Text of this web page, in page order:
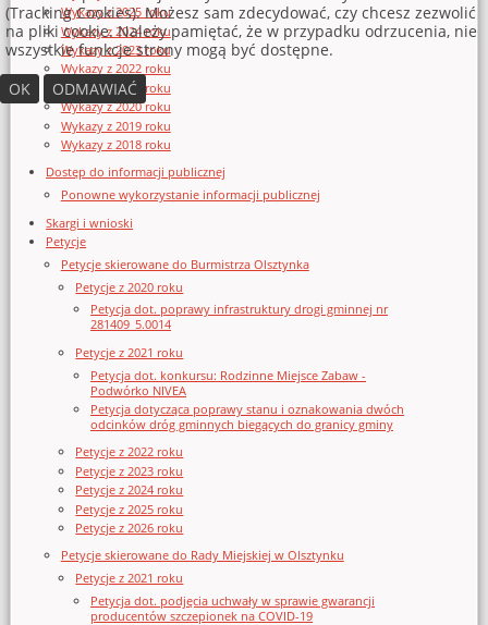
Wykazy z 2025 roku
Wykazy z 2024 roku
Wykazy z 2023 roku
Wykazy z 2022 roku
Wykazy z 2021 roku
Wykazy z 2020 roku
Wykazy z 2019 roku
Wykazy z 2018 roku
Dostęp do informacji publicznej
Ponowne wykorzystanie informacji publicznej
Skargi i wnioski
Petycje
Petycje skierowane do Burmistrza Olsztynka
Petycje z 2020 roku
Petycja dot. poprawy infrastruktury drogi gminnej nr
281409_5.0014
Petycje z 2021 roku
Petycja dot. konkursu: Rodzinne Miejsce Zabaw -
Podwórko NIVEA
Petycja dotycząca poprawy stanu i oznakowania dwóch
odcinków dróg gminnych biegących do granicy gminy
Petycje z 2022 roku
Petycje z 2023 roku
Petycje z 2024 roku
Petycje z 2025 roku
Petycje z 2026 roku
Petycje skierowane do Rady Miejskiej w Olsztynku
Petycje z 2021 roku
Petycja dot. podjęcia uchwały w sprawie gwarancji
producentów szczepionek na COVID-19
(Tracking Cookies). Możesz sam zdecydować, czy chcesz zezwolić
na pliki cookie. Należy pamiętać, że w przypadku odrzucenia, nie
wszystkie funkcje strony mogą być dostępne.
OK
ODMAWIAĆ